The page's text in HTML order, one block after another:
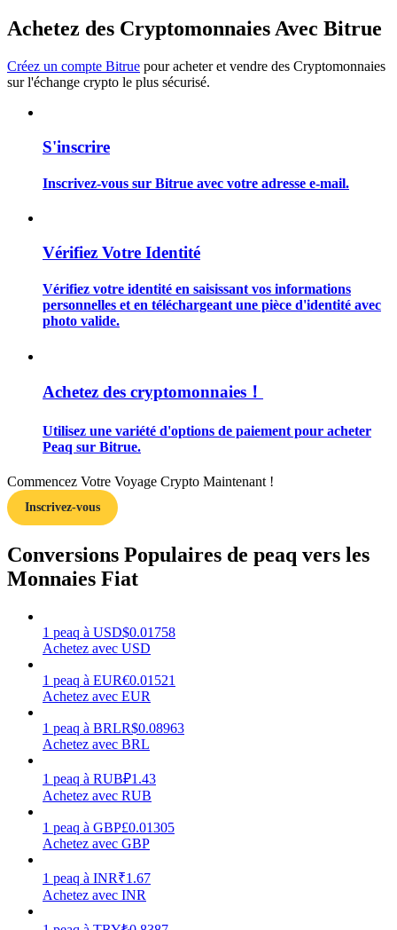
Analyse de mégadonnées, y compris des informations
Stratégies de trading
Apprenez à rester rentable
Gagner
Gagnez quotidiennement des récompenses compétitives
Achetez des Cryptomonnaies Avec Bitrue
Créez un compte Bitrue pour acheter et vendre des Cryptomonnaies
sur l'échange crypto le plus sécurisé.
S'inscrire
Inscrivez-vous sur Bitrue avec votre adresse e-mail.
Vérifiez Votre Identité
Vérifiez votre identité en saisissant vos informations
personnelles et en téléchargeant une pièce d'identité avec
photo valide.
Achetez des cryptomonnaies！
Utilisez une variété d'options de paiement pour acheter
Peaq sur Bitrue.
Commencez Votre Voyage Crypto Maintenant !
Inscrivez-vous
Conversions Populaires de peaq vers les
Monnaies Fiat
1 peaq à USD$0.01758
Achetez avec USD
1 peaq à EUR€0.01521
Achetez avec EUR
1 peaq à BRLR$0.08963
Achetez avec BRL
1 peaq à RUB₽1.43
Achetez avec RUB
1 peaq à GBP£0.01305
Achetez avec GBP
1 peaq à INR₹1.67
Achetez avec INR